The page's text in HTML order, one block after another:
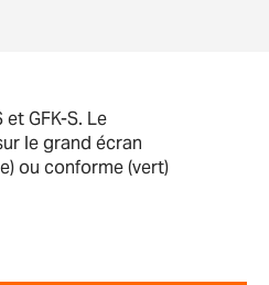
GFK-S. Le
le grand écran
ou conforme (vert)